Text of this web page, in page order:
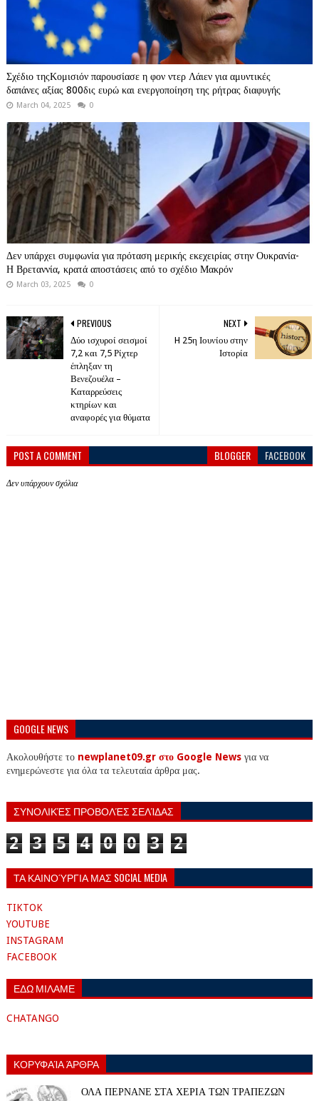
Σχέδιο τηςΚομισιόν παρουσίασε η φον ντερ Λάιεν για αμυντικές
δαπάνες αξίας 800δις ευρώ και ενεργοποίηση της ρήτρας διαφυγής
March 04, 2025 0
Δεν υπάρχει συμφωνία για πρόταση μερικής εκεχειρίας στην Ουκρανία-
Η Βρεταννία, κρατά αποστάσεις από το σχέδιο Μακρόν
March 03, 2025 0
NEXT
H 25η Ιουνίου στην
Ιστορία
PREVIOUS
Δύο ισχυροί σεισμοί
7,2 και 7,5 Ρίχτερ
έπληξαν τη
Βενεζουέλα –
Καταρρεύσεις
κτηρίων και
αναφορές για θύματα
POST A COMMENT BLOGGER FACEBOOK
Δεν υπάρχουν σχόλια
GOOGLE NEWS
Ακολουθήστε το newplanet09.gr στο Google Newsγια να
ενημερώνεστε για όλα τα τελευταία άρθρα μας.
ΣΥΝΟΛΙΚΈΣ ΠΡΟΒΟΛΈΣ ΣΕΛΊΔΑΣ
2 3 5 4 0 0 3 2
ΤΑ ΚΑΙΝΟΎΡΓΙΑ ΜΑΣ SOCIAL MEDIA
TIKTOK
YOUTUBE
INSTAGRAM
FACEBOOK
ΕΔΩ ΜΙΛΑΜΕ
CHATANGO
ΚΟΡΥΦΑΊΑ ΆΡΘΡΑ
ΟΛΑ ΠΕΡΝΑΝΕ ΣΤΑ ΧΕΡΙΑ ΤΩΝ ΤΡΑΠΕΖΩΝ